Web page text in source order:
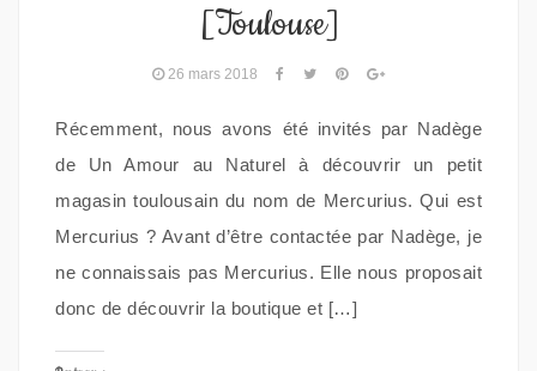
[Toulouse]
26 mars 2018
Récemment, nous avons été invités par Nadège
de Un Amour au Naturel à découvrir un petit
magasin toulousain du nom de Mercurius. Qui est
Mercurius ? Avant d’être contactée par Nadège, je
ne connaissais pas Mercurius. Elle nous proposait
donc de découvrir la boutique et […]